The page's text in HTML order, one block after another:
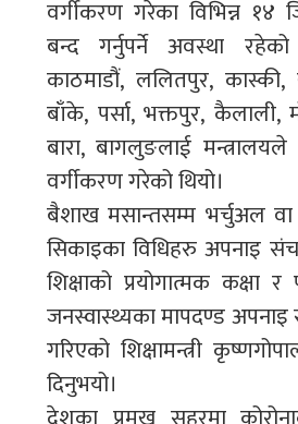
वर्गीकरण गरेका विभिन्न १४
बन्द गर्नुपर्ने अवस्था
काठमाडौं, ललितपुर,
बाँके, पर्सा, भक्तपुर, कैलाली,
बारा, बागलुङलाई मन्त्रालयले
वर्गीकरण गरेको थियो।
बैशाख मसान्तसम्म भर्चुअल
सिकाइका विधिहरु अपनाइ
शिक्षाको प्रयोगात्मक कक्षा र
जनस्वास्थ्यका मापदण्ड अपनाइ
गरिएको शिक्षामन्त्री
दिनुभयो।